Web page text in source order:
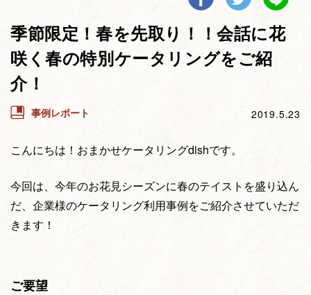
季節限定！春を先取り！！会話に花
咲く春の特別ケータリングをご紹
介！
事例レポート 2019.5.23
こんにちは！おまかせケータリングdishです。
今回は、今年のお花見シーズンに春のテイストを盛り込ん
だ、企業様のケータリング利用事例をご紹介させていただ
きます！
ご要望